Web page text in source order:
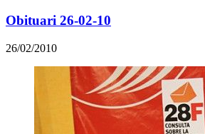
Obituari 26-02-10
26/02/2010